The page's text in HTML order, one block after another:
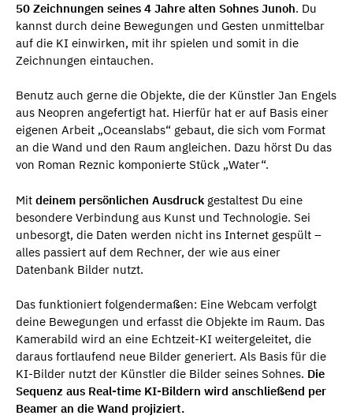
50 Zeichnungen seines 4 Jahre alten Sohnes Junoh. Du
kannst durch deine Bewegungen und Gesten unmittelbar
auf die KI einwirken, mit ihr spielen und somit in die
Zeichnungen eintauchen.
Benutz auch gerne die Objekte, die der Künstler Jan Engels
aus Neopren angefertigt hat. Hierfür hat er auf Basis einer
eigenen Arbeit „Oceanslabs“ gebaut, die sich vom Format
an die Wand und den Raum angleichen. Dazu hörst Du das
von Roman Reznic komponierte Stück „Water“.
Mit deinem persönlichen Ausdruck gestaltest Du eine
besondere Verbindung aus Kunst und Technologie. Sei
unbesorgt, die Daten werden nicht ins Internet gespült –
alles passiert auf dem Rechner, der wie aus einer
Datenbank Bilder nutzt.
Das funktioniert folgendermaßen: Eine Webcam verfolgt
deine Bewegungen und erfasst die Objekte im Raum. Das
Kamerabild wird an eine Echtzeit-KI weitergeleitet, die
daraus fortlaufend neue Bilder generiert. Als Basis für die
KI-Bilder nutzt der Künstler die Bilder seines Sohnes. Die
Sequenz aus Real-time KI-Bildern wird anschließend per
Beamer an die Wand projiziert.